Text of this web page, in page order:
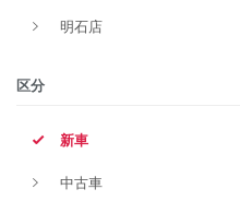
明石店
区分
新車
中古車
メーカー